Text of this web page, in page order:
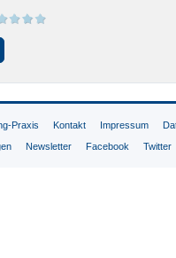
Praxis Kontakt Impressum
Newsletter Facebook Twitter